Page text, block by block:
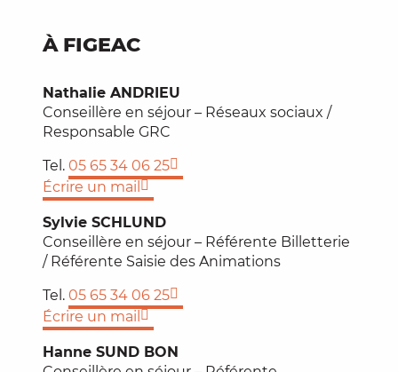
À FIGEAC
Nathalie ANDRIEU
Conseillère en séjour – Réseaux sociaux /
Responsable GRC
Tel. 05 65 34 06 25
Écrire un mail
Sylvie SCHLUND
Conseillère en séjour – Référente Billetterie
/ Référente Saisie des Animations
Tel. 05 65 34 06 25
Écrire un mail
Hanne SUND BON